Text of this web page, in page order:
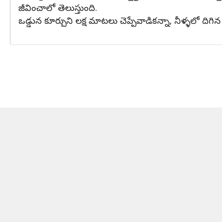
జీవించాలో తెలుస్తుంది.
ఒడ్డున కూర్చుని లక్ష మాటలు చెప్పేవాడికన్నా, నీళ్ళలో